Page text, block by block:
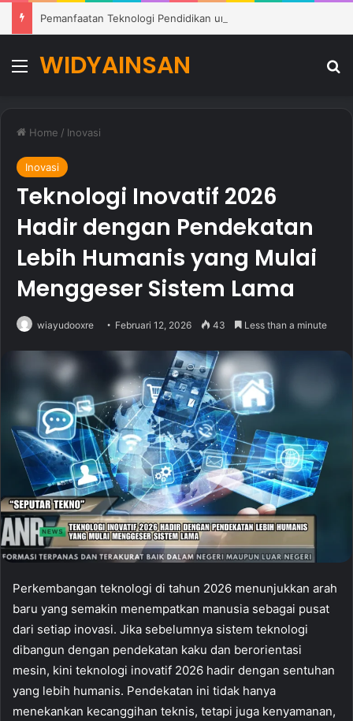
Menu
WIDYAINSAN
Home / Inovasi
Inovasi
Teknologi Inovatif 2026
Hadir dengan Pendekatan
Lebih Humanis yang Mulai
Menggeser Sistem Lama
wiayudooxre Februari 12, 2026 43 Less than a minute
Perkembangan teknologi di tahun 2026 menunjukkan arah
baru yang semakin menempatkan manusia sebagai pusat
dari setiap inovasi. Jika sebelumnya sistem teknologi
dibangun dengan pendekatan kaku dan berorientasi
mesin, kini teknologi inovatif 2026 hadir dengan sentuhan
yang lebih humanis. Pendekatan ini tidak hanya
menekankan kecanggihan teknis, tetapi juga kenyamanan,